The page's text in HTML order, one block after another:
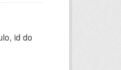
id do